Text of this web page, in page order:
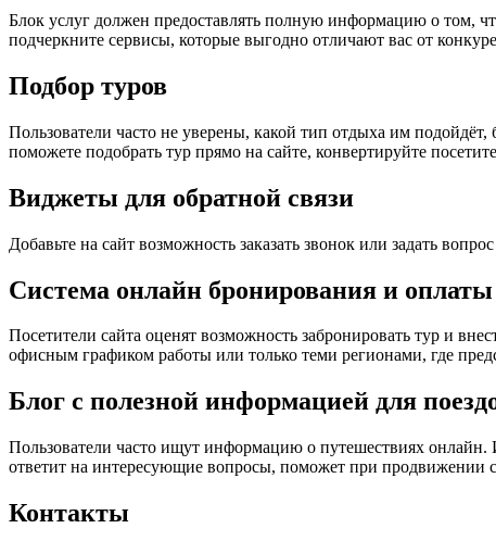
Блок услуг должен предоставлять полную информацию о том,
подчеркните сервисы, которые выгодно отличают вас от
Подбор туров
Пользователи часто не уверены, какой тип отдыха им
поможете подобрать тур прямо на сайте, конвертируйте
Виджеты для обратной связи
Добавьте на сайт возможность заказать звонок или задать
Система онлайн бронирования и оплаты
Посетители сайта оценят возможность забронировать тур и
офисным графиком работы или только теми регионами, где
Блог с полезной информацией для
Пользователи часто ищут информацию о путешествиях
ответит на интересующие вопросы, поможет при продвижении
Контакты